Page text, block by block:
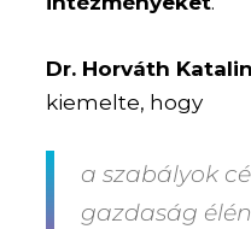
Dr. Horváth Katalin
kiemelte, hogy
a szabályok
gazdaság